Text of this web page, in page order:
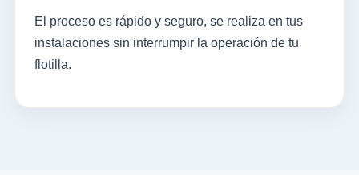
El proceso es rápido y seguro, se realiza en tus
instalaciones sin interrumpir la operación de tu
flotilla.